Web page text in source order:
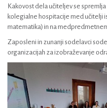
Kakovost dela učiteljev se
kolegialne hospitacije med učitelji
matematika) in na
Zaposleni in zunanji sodelavci
organizacijah za izobraževanje